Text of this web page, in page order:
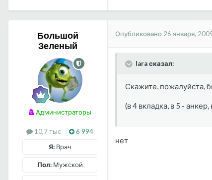
Большой
Зеленый
Администраторы
10,7 тыс
6 994
Я: Врач
Пол:Мужской
Опубликовано 26 января,
lara сказал:
Скажите, пожалуйста,
(в 4 вкладка, в 5 -
нет